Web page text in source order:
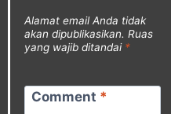
Alamat email Anda tidak
akan dipublikasikan. Ruas
yang wajib ditandai *
Comment *